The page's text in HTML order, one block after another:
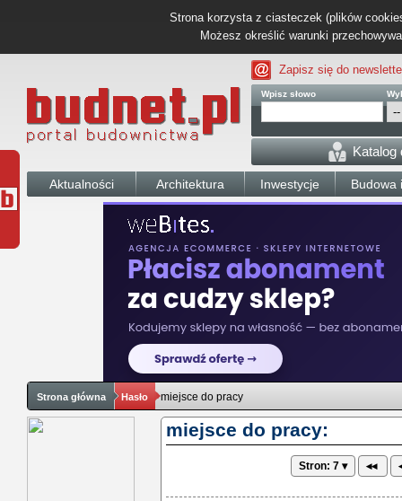
Strona korzysta z ciasteczek (plików
Możesz określić warunki
Zapisz się do
Wpisz słowo
Katalog
Aktualności Architektura Inwestycje Budowa
Strona główna Hasło miejsce do pracy
miejsce do pracy:
Stron: 7 ▾ ◂◂